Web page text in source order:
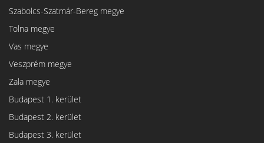
Szabolcs-Szatmár-Bereg megye
Tolna megye
Vas megye
Veszprém megye
Zala megye
Budapest 1. kerület
Budapest 2. kerület
Budapest 3. kerület